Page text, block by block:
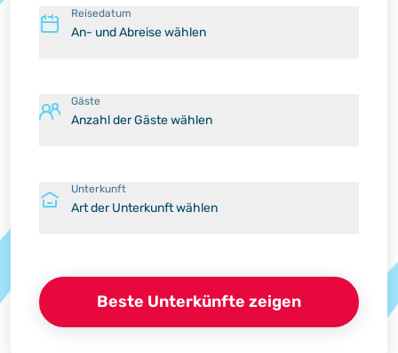
Reisedatum
An- und Abreise wählen
Gäste
Anzahl der Gäste wählen
Unterkunft
Art der Unterkunft wählen
Beste Unterkünfte zeigen